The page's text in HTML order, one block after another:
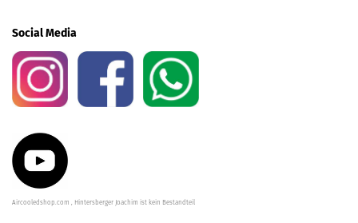
Social Media
Aircooledshop.com , Hintersberger Joachim ist kein Bestandteil